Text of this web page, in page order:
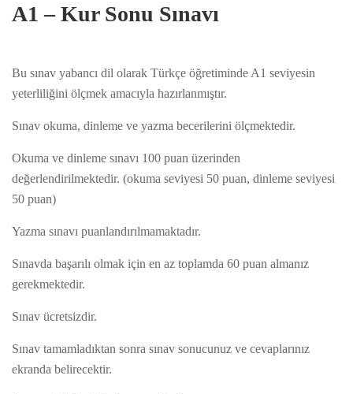
A1 – Kur Sonu Sınavı
Bu sınav yabancı dil olarak Türkçe öğretiminde A1 seviyesin
yeterliliğini ölçmek amacıyla hazırlanmıştır.
Sınav okuma, dinleme ve yazma becerilerini ölçmektedir.
Okuma ve dinleme sınavı 100 puan üzerinden
değerlendirilmektedir. (okuma seviyesi 50 puan, dinleme seviyesi
50 puan)
Yazma sınavı puanlandırılmamaktadır.
Sınavda başarılı olmak için en az toplamda 60 puan almanız
gerekmektedir.
Sınav ücretsizdir.
Sınav tamamladıktan sonra sınav sonucunuz ve cevaplarınız
ekranda belirecektir.